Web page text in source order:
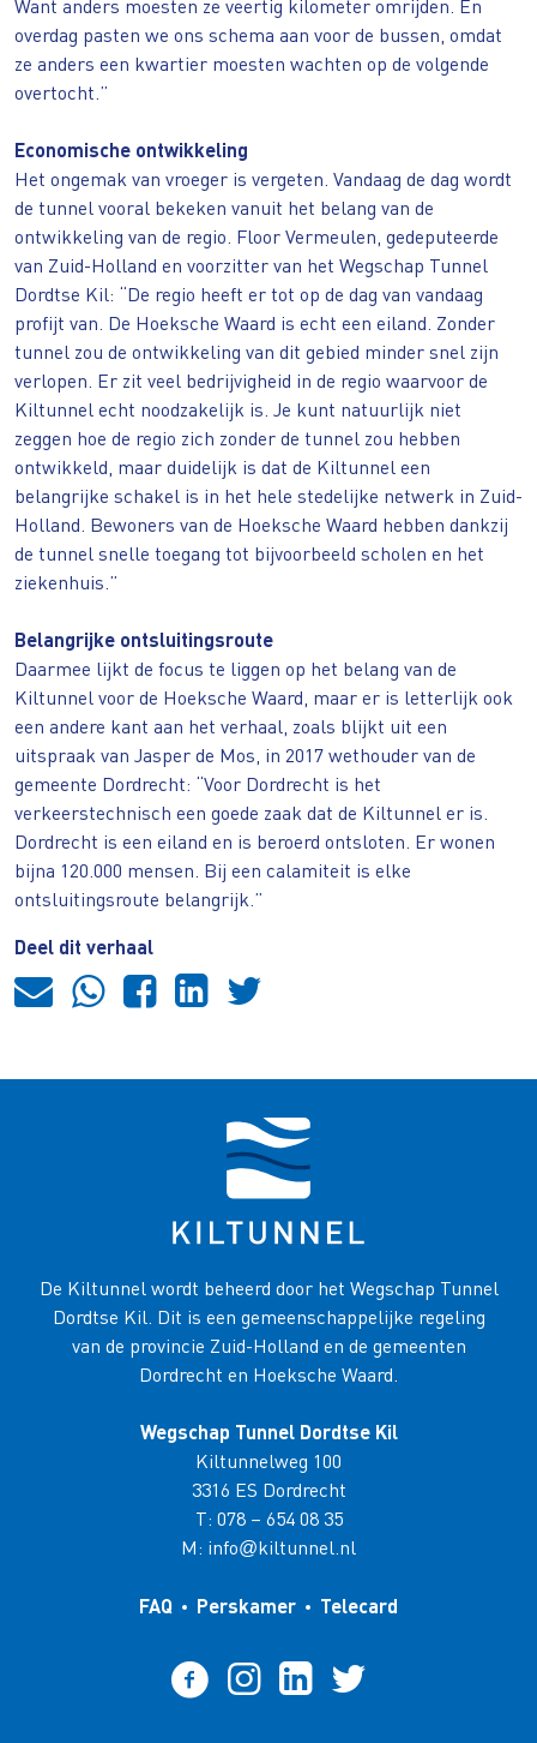
Want anders moesten ze veertig kilometer omrijden. En
overdag pasten we ons schema aan voor de bussen, omdat
ze anders een kwartier moesten wachten op de volgende
overtocht.”
Economische ontwikkeling
Het ongemak van vroeger is vergeten. Vandaag de dag wordt
de tunnel vooral bekeken vanuit het belang van de
ontwikkeling van de regio. Floor Vermeulen, gedeputeerde
van Zuid-Holland en voorzitter van het Wegschap Tunnel
Dordtse Kil: “De regio heeft er tot op de dag van vandaag
profijt van. De Hoeksche Waard is echt een eiland. Zonder
tunnel zou de ontwikkeling van dit gebied minder snel zijn
verlopen. Er zit veel bedrijvigheid in de regio waarvoor de
Kiltunnel echt noodzakelijk is. Je kunt natuurlijk niet
zeggen hoe de regio zich zonder de tunnel zou hebben
ontwikkeld, maar duidelijk is dat de Kiltunnel een
belangrijke schakel is in het hele stedelijke netwerk in Zuid-
Holland. Bewoners van de Hoeksche Waard hebben dankzij
de tunnel snelle toegang tot bijvoorbeeld scholen en het
ziekenhuis.”
Belangrijke ontsluitingsroute
Daarmee lijkt de focus te liggen op het belang van de
Kiltunnel voor de Hoeksche Waard, maar er is letterlijk ook
een andere kant aan het verhaal, zoals blijkt uit een
uitspraak van Jasper de Mos, in 2017 wethouder van de
gemeente Dordrecht: “Voor Dordrecht is het
verkeerstechnisch een goede zaak dat de Kiltunnel er is.
Dordrecht is een eiland en is beroerd ontsloten. Er wonen
bijna 120.000 mensen. Bij een calamiteit is elke
ontsluitingsroute belangrijk.”
Deel dit verhaal
De Kiltunnel wordt beheerd door het Wegschap Tunnel
Dordtse Kil. Dit is een gemeenschappelijke regeling
van de provincie Zuid-Holland en de gemeenten
Dordrecht en Hoeksche Waard.
Wegschap Tunnel Dordtse Kil
Kiltunnelweg 100
3316 ES Dordrecht
T: 078 – 654 08 35
M: info@kiltunnel.nl
FAQ Perskamer Telecard